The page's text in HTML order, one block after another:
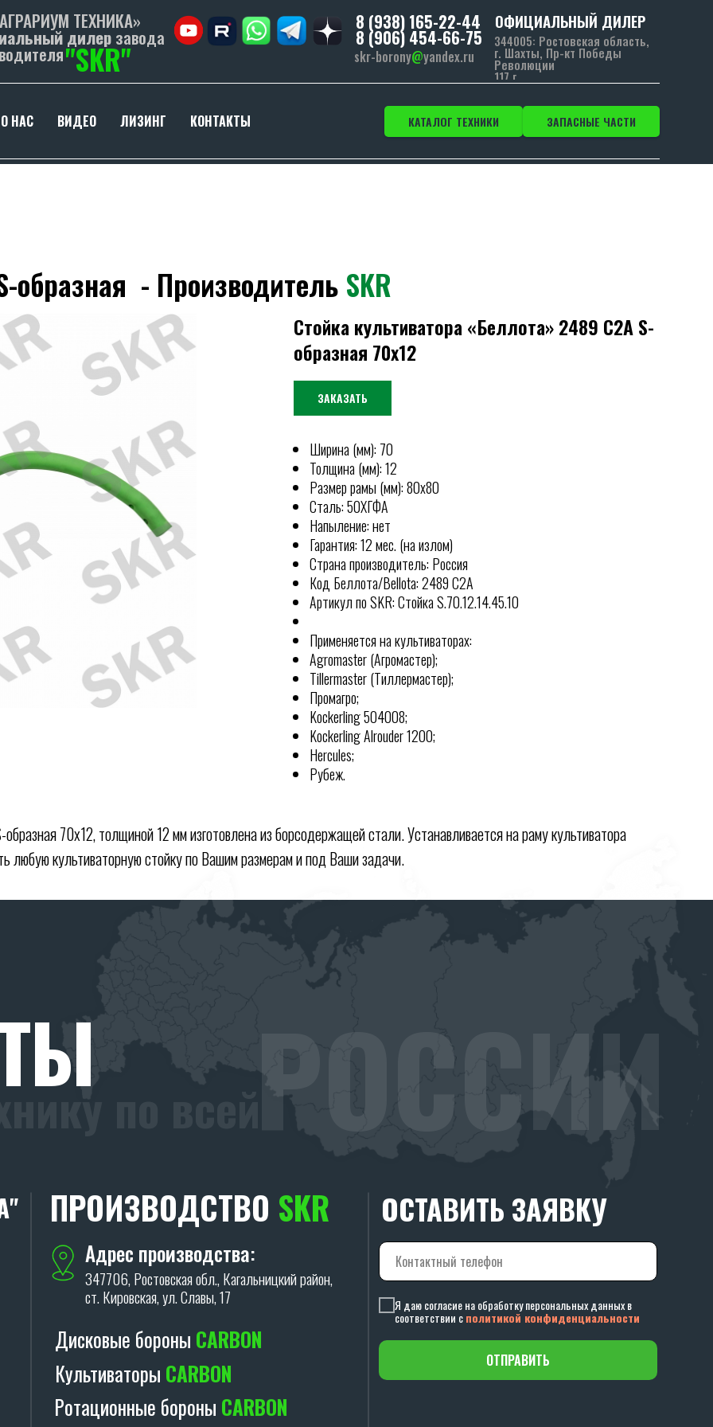
8 (938) 165-22-44
8 (906) 454-66-75
skr-borony@yandex.ru
ОФИЦИАЛЬНЫЙ ДИЛЕР
344005: Ростовская область,
г. Шахты, Пр-кт Победы
Революции
117 г.
"SKR"
ТЕХНИКА»
дилерзавода
О НАС ВИДЕО ЛИЗИНГ КОНТАКТЫ КАТАЛОГ ТЕХНИКИ ЗАПАСНЫЕ ЧАСТИ
образная - Производитель SKR
Стойка культиватора «Беллота» 2489 С2А S-
образная 70х12
ЗАКАЗАТЬ
Ширина (мм): 70
Толщина (мм): 12
Размер рамы (мм): 80х80
Сталь: 50ХГФА
Напыление: нет
Гарантия: 12 мес. (на излом)
Страна производитель: Россия
Код Беллота/Bellota: 2489 C2A
Артикул по SKR: Стойка S.70.12.14.45.10
Применяется на культиваторах:
Agromaster (Агромастер);
Tillermaster (Тиллермастер);
Промагро;
Kockerling 504008;
Kockerling Alrouder 1200;
Hercules;
Рубеж.
70х12, толщиной 12 мм изготовлена из борсодержащей стали. Устанавливается на раму культиватора
культиваторную стойку по Вашим размерам и под Ваши задачи.
по всей РОССИИ
ОСТАВИТЬ ЗАЯВКУ
ПРОИЗВОДСТВО SKR
Адрес производства:
347706, Ростовская обл., Кагальницкий район,
ст. Кировская, ул. Славы, 17
Дисковые бороны CARBON
Культиваторы CARBON
Ротационные бороны CARBON
Я даю согласие на обработку персональных данных в
соответствии сполитикой конфиденциальности
ОТПРАВИТЬ